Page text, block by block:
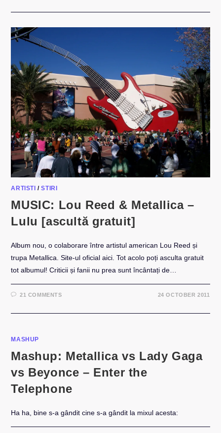
MUZICALE
STÂNGII
ARTISTI /STIRI
MUSIC: Lou Reed & Metallica –
Lulu [ascultă gratuit]
Album nou, o colaborare între artistul american Lou Reed și
trupa Metallica. Site-ul oficial aici. Tot acolo poți asculta gratuit
tot albumul! Criticii și fanii nu prea sunt încântați de…
21 COMMENTS 24 OCTOBER 2011
MASHUP
Mashup: Metallica vs Lady Gaga
vs Beyonce – Enter the
Telephone
Ha ha, bine s-a gândit cine s-a gândit la mixul acesta: